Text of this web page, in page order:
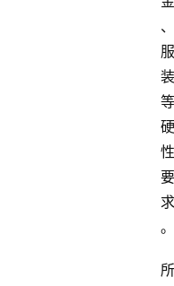
、
服
装
等
硬
性
要
求
。
所